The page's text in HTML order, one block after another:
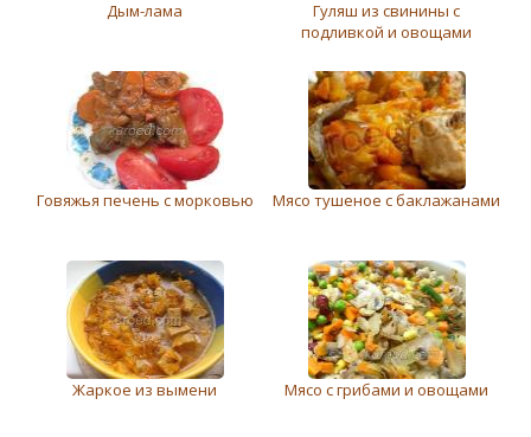
Дым-лама
Гуляш из свинины с
подливкой и овощами
Говяжья печень с морковью Мясо тушеное с баклажанами
Жаркое из вымени Мясо с грибами и овощами